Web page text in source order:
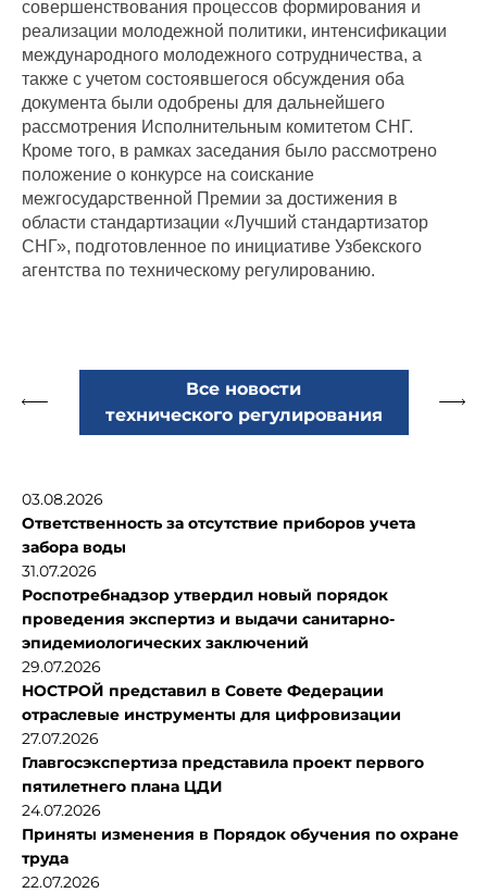
совершенствования процессов формирования и
реализации молодежной политики, интенсификации
международного молодежного сотрудничества, а
также с учетом состоявшегося обсуждения оба
документа были одобрены для дальнейшего
рассмотрения Исполнительным комитетом СНГ.
Кроме того, в рамках заседания было рассмотрено
положение о конкурсе на соискание
межгосударственной Премии за достижения в
области стандартизации «Лучший стандартизатор
СНГ», подготовленное по инициативе Узбекского
агентства по техническому регулированию.
Все новости
технического регулирования
03.08.2026
Ответственность за отсутствие приборов учета
забора воды
31.07.2026
Роспотребнадзор утвердил новый порядок
проведения экспертиз и выдачи санитарно-
эпидемиологических заключений
29.07.2026
НОСТРОЙ представил в Совете Федерации
отраслевые инструменты для цифровизации
27.07.2026
Главгосэкспертиза представила проект первого
пятилетнего плана ЦДИ
24.07.2026
Приняты изменения в Порядок обучения по охране
труда
22.07.2026